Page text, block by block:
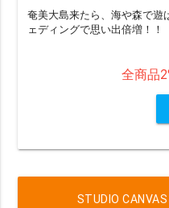
奄美大島来たら、海や森で遊
ェディングで思い出倍増！！
全商品
STUDIO